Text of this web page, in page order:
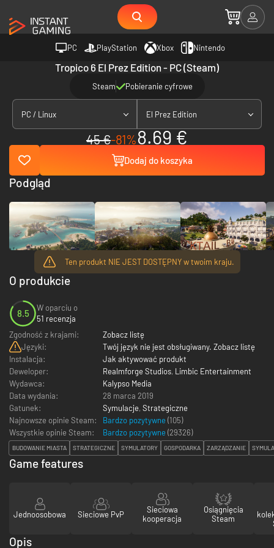
PC PlayStation Xbox Nintendo
Tropico 6 El Prez Edition - PC (Steam)
Steam Pobieranie cyfrowe
PC / Linux El Prez Edition
45 €-81%8.69 €
Dodaj do koszyka
Ten produkt NIE JEST DOSTĘPNY w twoim kraju.
O produkcie
8.5
W oparciu o
51 recenzja
Zgodność z krajami:
Zobacz listę
Języki:
Twój język nie jest obsługiwany. Zobacz listę
Instalacja:
Jak aktywować produkt
Deweloper:
Realmforge Studios, Limbic Entertainment
Wydawca:
Kalypso Media
Data wydania:
28 marca 2019
Gatunek:
Symulacje, Strategiczne
Najnowsze opinie Steam:
Bardzo pozytywne (105)
Wszystkie opinie Steam:
Bardzo pozytywne (29326)
BUDOWANIE MIASTA STRATEGICZNE SYMULATORY GOSPODARKA ZARZĄDZANIE
Podgląd
Game features
Jednoosobowa Sieciowe PvP
Sieciowa
kooperacja
Osiągnięcia
Steam
Opis